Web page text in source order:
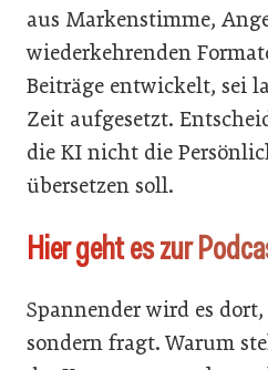
aus Markenstimme,
wiederkehrenden
Beiträge entwickelt, sei
Zeit aufgesetzt.
die KI nicht die
übersetzen soll.
Hier geht es zur
Spannender wird es
sondern fragt. Warum